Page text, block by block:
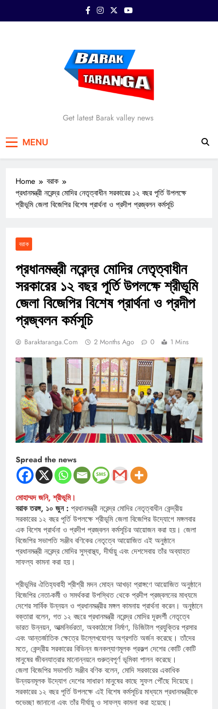
Barak Taranga
Get latest Barak valley news
MENU
Home
বরাক
প্রধানমন্ত্রী নরেন্দ্র মোদির নেতৃত্বাধীন সরকারের ১২ বছর পূর্তি উপলক্ষে
শ্রীভূমি জেলা বিজেপির বিশেষ প্রার্থনা ও প্রদীপ প্রজ্বলন কর্মসূচি
বরাক
প্রধানমন্ত্রী নরেন্দ্র মোদির নেতৃত্বাধীন
সরকারের ১২ বছর পূর্তি উপলক্ষে শ্রীভূমি
জেলা বিজেপির বিশেষ প্রার্থনা ও প্রদীপ
প্রজ্বলন কর্মসূচি
Baraktaranga.com 2 Months Ago 0 1 Mins
Spread the news
মোহাম্মদ জনি, শ্রীভূমি।
বরাক তরঙ্গ, ১০ জুন : প্রধানমন্ত্রী নরেন্দ্র মোদির নেতৃত্বাধীন কেন্দ্রীয়
সরকারের ১২ বছর পূর্তি উপলক্ষে শ্রীভূমি জেলা বিজেপির উদ্যোগে মঙ্গলবার
এক বিশেষ প্রার্থনা ও প্রদীপ প্রজ্বলন কর্মসূচির আয়োজন করা হয়। জেলা
বিজেপির সভাপতি সঞ্জীব বণিকের নেতৃত্বে আয়োজিত এই অনুষ্ঠানে
প্রধানমন্ত্রী নরেন্দ্র মোদির সুস্বাস্থ্য, দীর্ঘায়ু এবং দেশসেবায় তাঁর অব্যাহত
সাফল্য কামনা করা হয়।
শ্রীভূমির ঐতিহ্যবাহী শ্রীশ্রী মদন মোহন আখড়া প্রাঙ্গণে আয়োজিত অনুষ্ঠানে
বিজেপির নেতা-কর্মী ও সমর্থকরা উপস্থিত থেকে প্রদীপ প্রজ্বলনের মাধ্যমে
দেশের সার্বিক উন্নয়ন ও প্রধানমন্ত্রীর মঙ্গল কামনায় প্রার্থনা করেন। অনুষ্ঠানে
বক্তারা বলেন, গত ১২ বছরে প্রধানমন্ত্রী নরেন্দ্র মোদির দূরদর্শী নেতৃত্বে
ভারত উন্নয়ন, আত্মনির্ভরতা, অবকাঠামো নির্মাণ, ডিজিটাল প্রযুক্তির প্রসার
এবং আন্তর্জাতিক ক্ষেত্রে উল্লেখযোগ্য অগ্রগতি অর্জন করেছে। তাঁদের
মতে, কেন্দ্রীয় সরকারের বিভিন্ন জনকল্যাণমূলক প্রকল্প দেশের কোটি কোটি
মানুষের জীবনযাত্রার মানোন্নয়নে গুরুত্বপূর্ণ ভূমিকা পালন করেছে।
জেলা বিজেপির সভাপতি সঞ্জীব বণিক বলেন, মোদি সরকারের একাধিক
উন্নয়নমূলক উদ্যোগ দেশের সাধারণ মানুষের কাছে সুফল পৌঁছে দিয়েছে।
সরকারের ১২ বছর পূর্তি উপলক্ষে এই বিশেষ কর্মসূচির মাধ্যমে প্রধানমন্ত্রীকে
শুভেচ্ছা জানানো এবং তাঁর দীর্ঘায়ু ও সাফল্য কামনা করা হয়েছে।